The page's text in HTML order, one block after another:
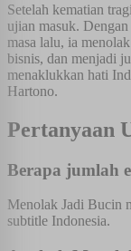
Setelah kematian
ujian masuk.
masa lalu, ia
bisnis, dan menjadi
menaklukkan hati
Hartono.
Pertanyaan
Berapa jumlah
Menolak Jadi Bucin
subtitle Indonesia.